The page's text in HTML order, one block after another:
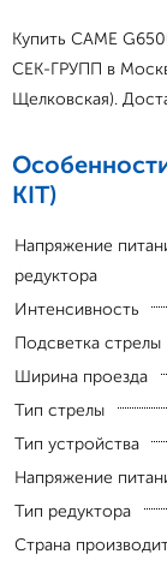
Купить CAME
СЕК-ГРУПП в
Щелковская).
KIT)
Напряжение
редуктора
Интенсивность
Подсветка стрелы
Ширина проезда
Тип стрелы
Тип устройства
Напряжение
Тип редуктора
Страна